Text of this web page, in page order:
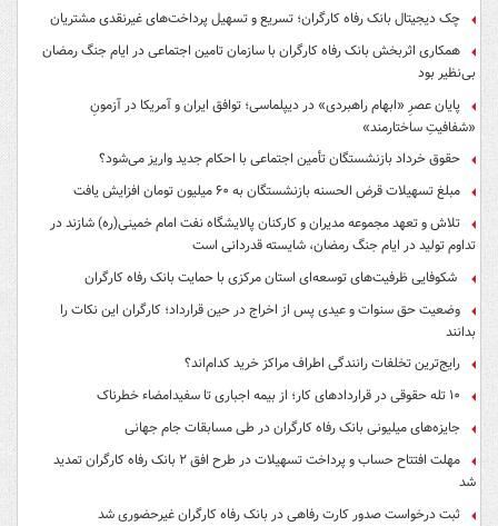
چک دیجیتال بانک رفاه کارگران؛ تسریع و تسهیل پرداخت‌های غیرنقدی مشتریان
همکاری اثربخش بانک رفاه کارگران با سازمان تامین اجتماعی در ایام جنگ رمضان
بی‌نظیر بود
پایان عصرِ «ابهام راهبردی» در دیپلماسی؛ توافق ایران و آمریکا در آزمونِ
«شفافیتِ ساختارمند»
حقوق خرداد بازنشستگان تأمین اجتماعی با احکام جدید واریز می‌شود؟
مبلغ تسهیلات قرض الحسنه بازنشستگان به ۶۰ میلیون تومان افزایش یافت
تلاش و تعهد مجموعه مدیران و کارکنان پالایشگاه نفت امام خمینی(ره) شازند در
تداوم تولید در ایام جنگ رمضان، شایسته قدردانی است
شکوفایی ظرفیت‌های توسعه‌ای استان مرکزی با حمایت بانک رفاه کارگران
وضعیت حق سنوات و عیدی پس از اخراج در حین قرارداد؛ کارگران این نکات را
بدانند
رایج‌ترین تخلفات رانندگی اطراف مراکز خرید کدام‌اند؟
۱۰ تله حقوقی در قراردادهای کار؛ از بیمه اجباری تا سفیدامضاء خطرناک
جایزه‌های میلیونی بانک رفاه کارگران در طی مسابقات جام جهانی
مهلت افتتاح حساب و پرداخت تسهیلات در طرح افق ۲ بانک رفاه کارگران تمدید
شد
ثبت درخواست صدور کارت رفاهی در بانک رفاه کارگران غیرحضوری شد